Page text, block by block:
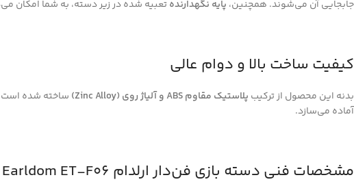
جابجایی آن می‌شوند. همچنین، پایه نگهدارندهتعبیه شده در زیر دسته، به شما امکان
کیفیت ساخت بالا و دوام عالی
بدنه این محصول از ترکیب پلاستیک مقاوم ABS و آلیاژ روی (Zinc Alloy)
ساخته شده است
آماده می‌سازد.
مشخصات فنی دسته بازی فن‌دار ارلدام Earldom ET-F06